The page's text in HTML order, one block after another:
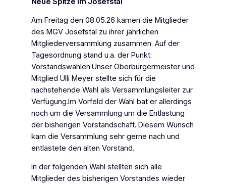
Am Freitag den 08.05.26 kamen die Mitglieder
des MGV Josefstal zu ihrer jährlichen
Mitgliederversammlung zusammen. Auf der
Tagesordnung stand u.a. der Punkt:
Vorstandswahlen.Unser Oberbürgermeister und
Mitglied Ulli Meyer stellte sich für die
nachstehende Wahl als Versammlungsleiter zur
Verfügung.Im Vorfeld der Wahl bat er allerdings
noch um die Versammlung um die Entlastung
der bisherigen Vorstandschaft. Diesem Wunsch
kam die Versammlung sehr gerne nach und
entlastete den alten Vorstand.
In der folgenden Wahl stellten sich alle
Mitglieder des bisherigen Vorstandes wieder